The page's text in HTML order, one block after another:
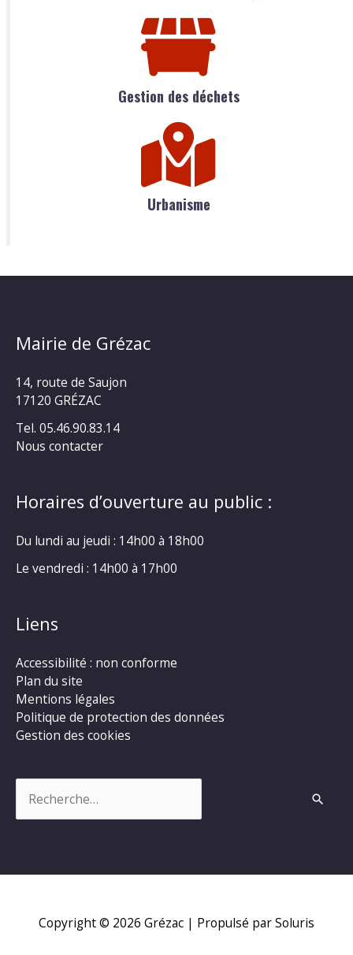
Gestion des déchets
Urbanisme
Mairie de Grézac
14, route de Saujon
17120 GRÉZAC
Tel. 05.46.90.83.14
Nous contacter
Horaires d’ouverture au public :
Du lundi au jeudi : 14h00 à 18h00
Le vendredi : 14h00 à 17h00
Liens
Accessibilité : non conforme
Plan du site
Mentions légales
Politique de protection des données
Gestion des cookies
Copyright © 2026 Grézac | Propulsé par Soluris